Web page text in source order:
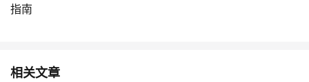
指南
相关文章